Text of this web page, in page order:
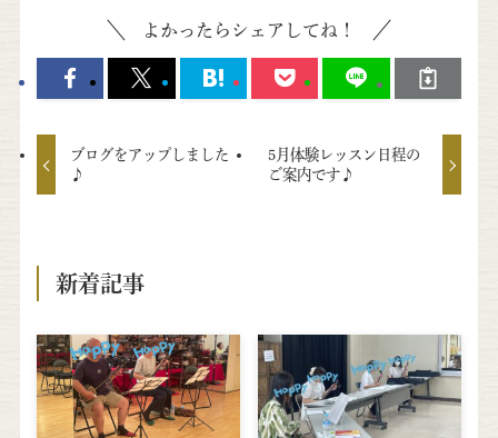
よかったらシェアしてね！
ブログをアップしました
♪
5月体験レッスン日程の
ご案内です♪
新着記事